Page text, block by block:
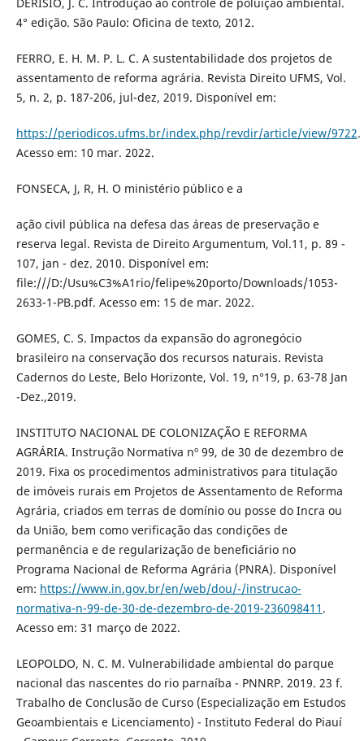
4° edição. São Paulo: Oficina de texto, 2012.
FERRO, E. H. M. P. L. C. A sustentabilidade dos projetos de
assentamento de reforma agrária. Revista Direito UFMS, Vol.
5, n. 2, p. 187-206, jul-dez, 2019. Disponível em:
https://periodicos.ufms.br/index.php/revdir/article/view/9722.
Acesso em: 10 mar. 2022.
FONSECA, J, R, H. O ministério público e a
ação civil pública na defesa das áreas de preservação e
reserva legal. Revista de Direito Argumentum, Vol.11, p. 89 -
107, jan - dez. 2010. Disponível em:
file:///D:/Usu%C3%A1rio/felipe%20porto/Downloads/1053-
2633-1-PB.pdf. Acesso em: 15 de mar. 2022.
GOMES, C. S. Impactos da expansão do agronegócio
brasileiro na conservação dos recursos naturais. Revista
Cadernos do Leste, Belo Horizonte, Vol. 19, n°19, p. 63-78 Jan
-Dez.,2019.
INSTITUTO NACIONAL DE COLONIZAÇÃO E REFORMA
AGRÁRIA. Instrução Normativa nº 99, de 30 de dezembro de
2019. Fixa os procedimentos administrativos para titulação
de imóveis rurais em Projetos de Assentamento de Reforma
Agrária, criados em terras de domínio ou posse do Incra ou
da União, bem como verificação das condições de
permanência e de regularização de beneficiário no
Programa Nacional de Reforma Agrária (PNRA). Disponível
em: https://www.in.gov.br/en/web/dou/-/instrucao-
normativa-n-99-de-30-de-dezembro-de-2019-236098411 .
Acesso em: 31 março de 2022.
LEOPOLDO, N. C. M. Vulnerabilidade ambiental do parque
nacional das nascentes do rio parnaíba - PNNRP. 2019. 23 f.
Trabalho de Conclusão de Curso (Especialização em Estudos
Geoambientais e Licenciamento) - Instituto Federal do Piauí